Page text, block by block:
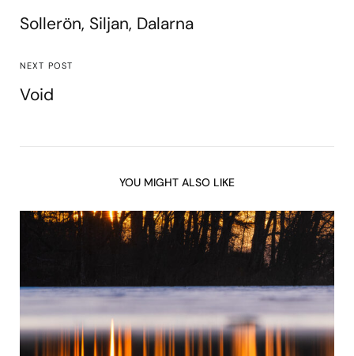
Sollerön, Siljan, Dalarna
NEXT POST
Void
YOU MIGHT ALSO LIKE